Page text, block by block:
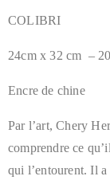
COLIBRI
24cm x 32 cm –
Encre de chine
Par l’art, Chery
comprendre ce
qui l’entourent. Il a